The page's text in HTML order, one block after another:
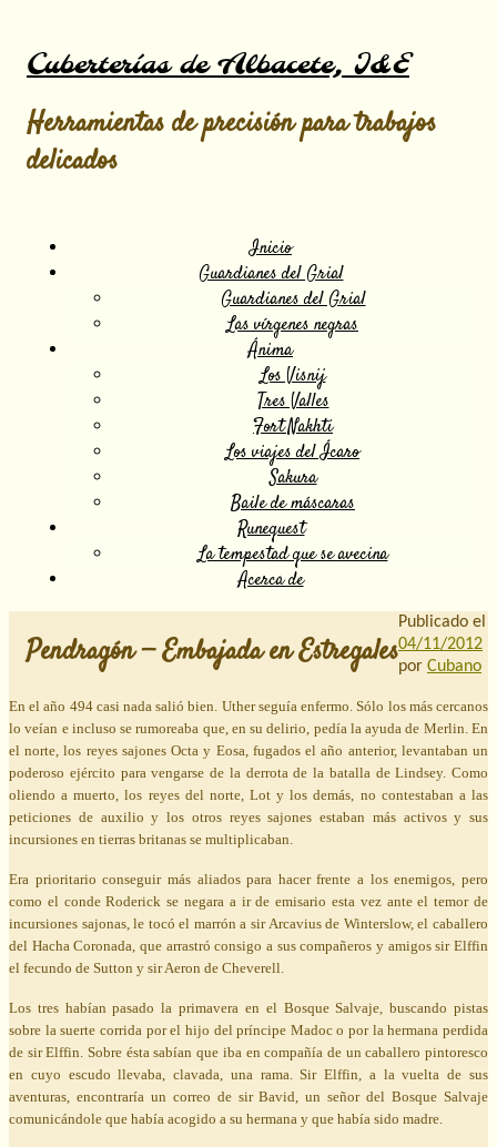
Cuberterías de Albacete, I&E
Herramientas de precisión para trabajos
delicados
Inicio
Guardianes del Grial
Guardianes del Grial
Las vírgenes negras
Ánima
Los Visnij
Tres Valles
Fort Nakhti
Los viajes del Ícaro
Sakura
Baile de máscaras
Runequest
La tempestad que se avecina
Acerca de
Pendragón — Embajada en Estregales
Publicado el
04/11/2012
por Cubano
En el año 494 casi nada salió bien. Uther seguía enfermo. Sólo los más cercanos
lo veían e incluso se rumoreaba que, en su delirio, pedía la ayuda de Merlin. En
el norte, los reyes sajones Octa y Eosa, fugados el año anterior, levantaban un
poderoso ejército para vengarse de la derrota de la batalla de Lindsey. Como
oliendo a muerto, los reyes del norte, Lot y los demás, no contestaban a las
peticiones de auxilio y los otros reyes sajones estaban más activos y sus
incursiones en tierras britanas se multiplicaban.
Era prioritario conseguir más aliados para hacer frente a los enemigos, pero
como el conde Roderick se negara a ir de emisario esta vez ante el temor de
incursiones sajonas, le tocó el marrón a sir Arcavius de Winterslow, el caballero
del Hacha Coronada, que arrastró consigo a sus compañeros y amigos sir Elffin
el fecundo de Sutton y sir Aeron de Cheverell.
Los tres habían pasado la primavera en el Bosque Salvaje, buscando pistas
sobre la suerte corrida por el hijo del príncipe Madoc o por la hermana perdida
de sir Elffin. Sobre ésta sabían que iba en compañía de un caballero pintoresco
en cuyo escudo llevaba, clavada, una rama. Sir Elffin, a la vuelta de sus
aventuras, encontraría un correo de sir Bavid, un señor del Bosque Salvaje
comunicándole que había acogido a su hermana y que había sido madre.